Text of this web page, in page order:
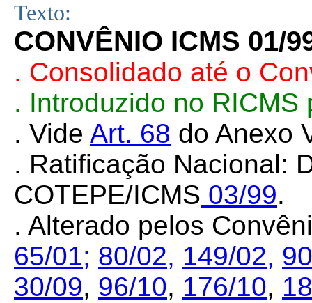
Texto:
CONVÊNIO ICMS 01/
. Consolidado até o
. Introduzido no
. Vide Art. 68 do Anexo
. Ratificação Nacional:
COTEPE/ICMS 03/99.
. Alterado pelos
65/01; 80/02, 149/02,
30/09, 96/10, 176/10,